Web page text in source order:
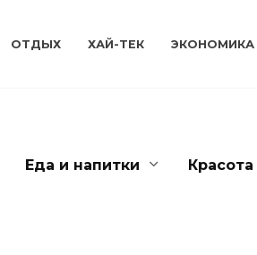
ОТДЫХ ХАЙ-ТЕК ЭКОНОМИКА
Еда и напитки Красота